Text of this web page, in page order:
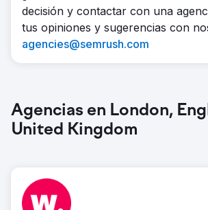
decisión y contactar con una
tus opiniones y sugerencias con
agencies@semrush.com
Agencias en London,
United Kingdom